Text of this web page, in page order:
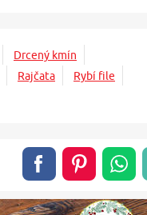
Drcený kmín
Rajčata
Rybí file